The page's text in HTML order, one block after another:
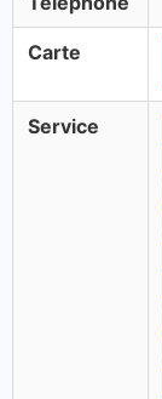
Carte
Service